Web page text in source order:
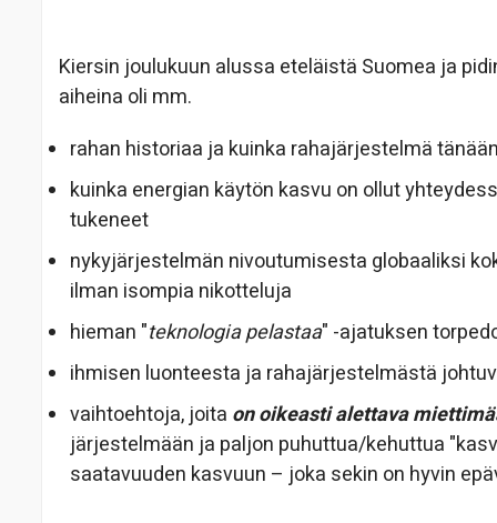
Kiersin joulukuun alussa eteläistä Suomea ja
aiheina oli mm.
rahan historiaa ja kuinka rahajärjestelmä
kuinka energian käytön kasvu on ollut
tukeneet
nykyjärjestelmän nivoutumisesta globaaliksi
ilman isompia nikotteluja
hieman "teknologia pelastaa" -ajatuksen
ihmisen luonteesta ja rahajärjestelmästä
vaihtoehtoja, joita on oikeasti alettava
järjestelmään ja paljon puhuttua/kehuttua
saatavuuden kasvuun – joka sekin on hyvin